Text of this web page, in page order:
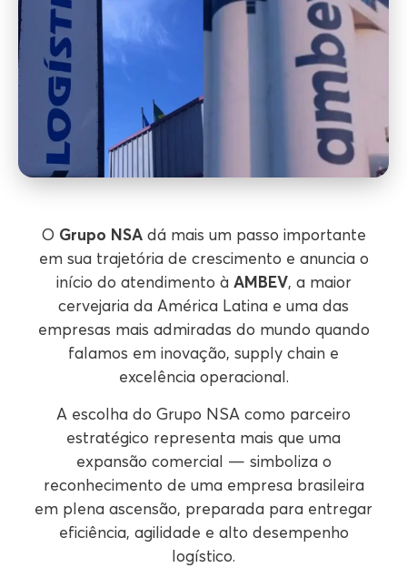
O Grupo NSAdá mais um passo importante
em sua trajetória de crescimento e anuncia o
início do atendimento à AMBEV, a maior
cervejaria da América Latina e uma das
empresas mais admiradas do mundo quando
falamos em inovação, supply chain e
excelência operacional.
A escolha do Grupo NSA como parceiro
estratégico representa mais que uma
expansão comercial — simboliza o
reconhecimento de uma empresa brasileira
em plena ascensão, preparada para entregar
eficiência, agilidade e alto desempenho
logístico.